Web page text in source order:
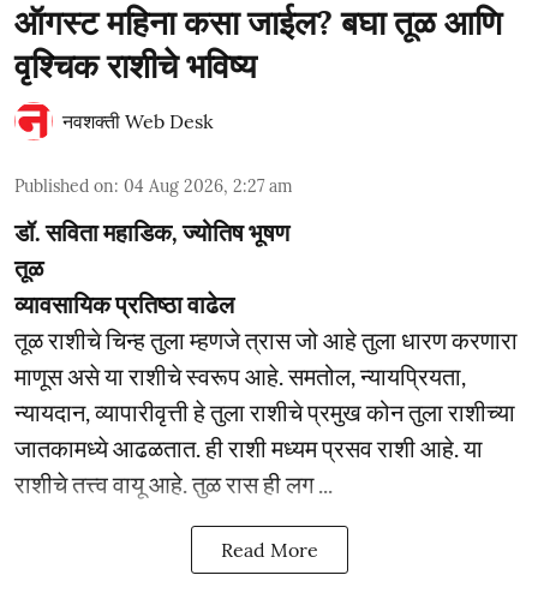
ऑगस्ट महिना कसा जाईल? बघा तूळ आणि
वृश्चिक राशीचे भविष्य
नवशक्ती Web Desk
Published on: 04 Aug 2026, 2:27 am
डॉ. सविता महाडिक, ज्योतिष भूषण
तूळ
व्यावसायिक प्रतिष्ठा वाढेल
तूळ राशीचे चिन्ह तुला म्हणजे त्रास जो आहे तुला धारण करणारा
माणूस असे या राशीचे स्वरूप आहे. समतोल, न्यायप्रियता,
न्यायदान, व्यापारीवृत्ती हे तुला राशीचे प्रमुख कोन तुला राशीच्या
जातकामध्ये आढळतात. ही राशी मध्यम प्रसव राशी आहे. या
राशीचे तत्त्व वायू आहे. तुळ रास ही लग ...
Read More